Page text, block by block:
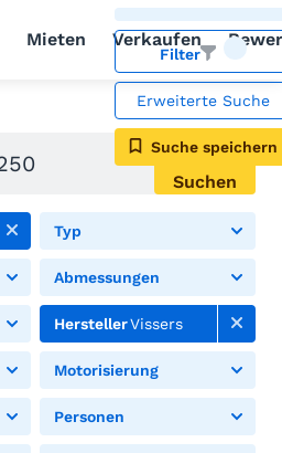
Mieten Verkaufen
Filter
Erweiterte Suche
Suche speichern
Suchen
Typ
Abmessungen
HerstellerVissers
Motorisierung
Personen